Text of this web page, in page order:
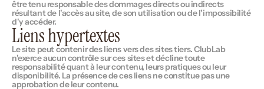
être tenu responsable des dommages directs ou indirects
résultant de l'accès au site, de son utilisation ou de l'impossibilité
d'y accéder.
Liens hypertextes
Le site peut contenir des liens vers des sites tiers. ClubLab
n'exerce aucun contrôle sur ces sites et décline toute
responsabilité quant à leur contenu, leurs pratiques ou leur
disponibilité. La présence de ces liens ne constitue pas une
approbation de leur contenu.